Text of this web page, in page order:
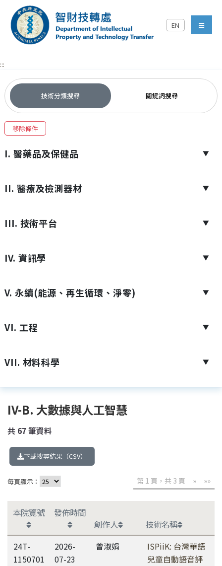
跳到主要內容區塊
中央研究院智財技轉處對
EN
menu
:::
技術分類搜尋 關鍵詞搜尋
移除條件
I. 醫藥品及保健品 ▼
II. 醫療及檢測器材 ▼
III. 技術平台 ▼
IV. 資訊學 ▼
V. 永續(能源、再生循環、淨零) ▼
VI. 工程 ▼
VII. 材料科學 ▼
IV-B. 大數據與人工智慧
共 67筆資料
下載搜尋結果（CSV）
每頁顯示： 第 1 頁，共 3 頁 » »»
本院覽號
發佈時間
創作人
技術名稱
24T-
1150701
2026-
07-23
曾淑娟
ISPiiK: 台灣華語
兒童自動語音評